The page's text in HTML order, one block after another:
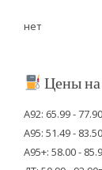
нет
Цены
А92: 65.99 -
А95: 51.49 -
А95+: 58.00 -